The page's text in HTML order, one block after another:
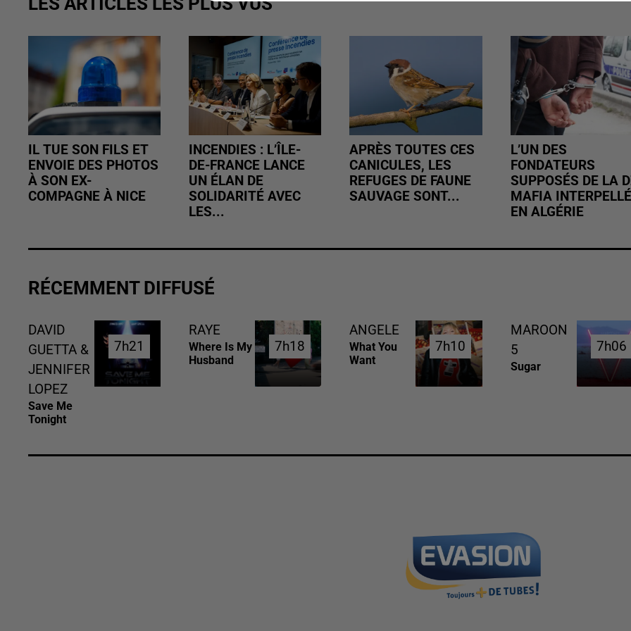
IL TUE SON FILS ET
ENVOIE DES PHOTOS
À SON EX-
COMPAGNE À NICE
INCENDIES : L’ÎLE-
DE-FRANCE LANCE
UN ÉLAN DE
SOLIDARITÉ AVEC
LES...
APRÈS TOUTES CES
CANICULES, LES
REFUGES DE FAUNE
SAUVAGE SONT...
L’UN DES
FONDATEURS
SUPPOSÉS DE LA
MAFIA INTERPELLÉ
EN ALGÉRIE
RÉCEMMENT DIFFUSÉ
DAVID
GUETTA &
JENNIFER
LOPEZ
Save Me
Tonight
7h21
7h21
RAYE
Where Is My
Husband
7h18
7h18
ANGELE
What You
Want
7h10
7h10
MAROON
5
Sugar
7h06
7h06